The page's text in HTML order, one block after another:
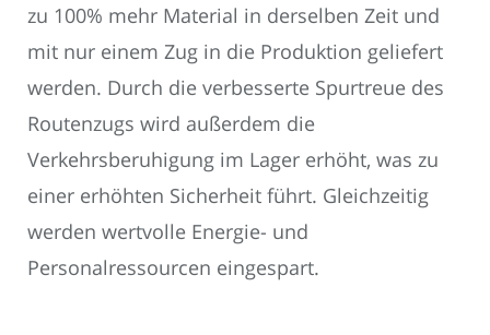
zu 100% mehr Material in derselben Zeit und
mit nur einem Zug in die Produktion geliefert
werden. Durch die verbesserte Spurtreue des
Routenzugs wird außerdem die
Verkehrsberuhigung im Lager erhöht, was zu
einer erhöhten Sicherheit führt. Gleichzeitig
werden wertvolle Energie- und
Personalressourcen eingespart.